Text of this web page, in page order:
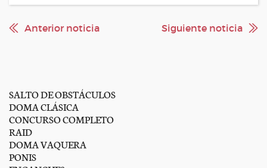
Anterior noticia Siguiente noticia
SALTO DE OBSTÁCULOS
DOMA CLÁSICA
CONCURSO COMPLETO
RAID
DOMA VAQUERA
PONIS